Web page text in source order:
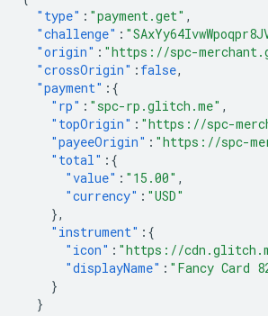
"type" : "payment.get" ,
"challenge" :
"origin" : "https://spc-
"crossOrigin" : false,
"payment" :{
"rp" : "spc-rp.glitch.me" ,
"topOrigin" : "https://spc-
"payeeOrigin" : "https://spc-
"total" :{
"value" : "15.00" ,
"currency" : "USD"
},
"instrument" :{
"icon" : "https://cdn.glitch.me/
"displayName" : "Fancy Card
}
}